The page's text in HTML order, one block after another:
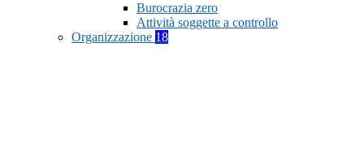
Burocrazia zero
Attività soggette a controllo
Organizzazione 18